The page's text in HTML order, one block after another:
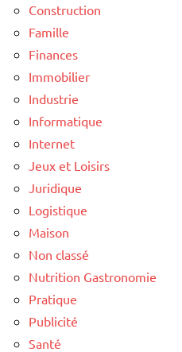
Construction
Famille
Finances
Immobilier
Industrie
Informatique
Internet
Jeux et Loisirs
Juridique
Logistique
Maison
Non classé
Nutrition Gastronomie
Pratique
Publicité
Santé